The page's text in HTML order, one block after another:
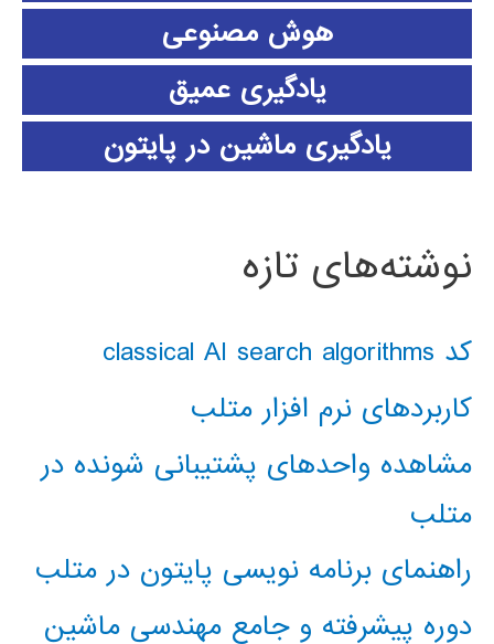
هوش مصنوعی
یادگیری عمیق
یادگیری ماشین در پایتون
نوشته‌های تازه
کد classical AI search algorithms
کاربردهای نرم افزار متلب
مشاهده واحدهای پشتیبانی شونده در
متلب
راهنمای برنامه نویسی پایتون در متلب
دوره پیشرفته و جامع مهندسی ماشین